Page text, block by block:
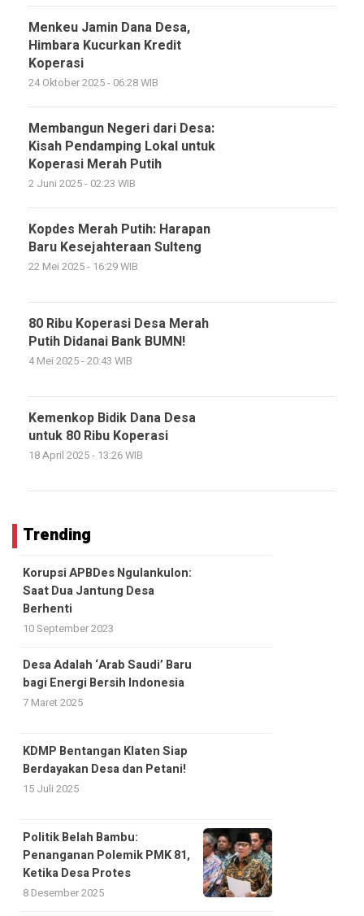
Menkeu Jamin Dana Desa,
Himbara Kucurkan Kredit
Koperasi
24 Oktober 2025 - 06:28 WIB
Membangun Negeri dari Desa:
Kisah Pendamping Lokal untuk
Koperasi Merah Putih
2 Juni 2025 - 02:23 WIB
Kopdes Merah Putih: Harapan
Baru Kesejahteraan Sulteng
22 Mei 2025 - 16:29 WIB
80 Ribu Koperasi Desa Merah
Putih Didanai Bank BUMN!
4 Mei 2025 - 20:43 WIB
Kemenkop Bidik Dana Desa
untuk 80 Ribu Koperasi
18 April 2025 - 13:26 WIB
Trending
Korupsi APBDes Ngulankulon:
Saat Dua Jantung Desa
Berhenti
10 September 2023
Desa Adalah ‘Arab Saudi’ Baru
bagi Energi Bersih Indonesia
7 Maret 2025
KDMP Bentangan Klaten Siap
Berdayakan Desa dan Petani!
15 Juli 2025
Politik Belah Bambu:
Penanganan Polemik PMK 81,
Ketika Desa Protes
8 Desember 2025